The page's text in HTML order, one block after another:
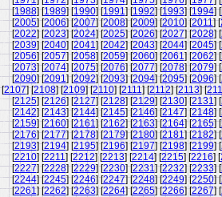
[1988] [1989] [1990] [1991] [1992] [1993] [1994] [
[2005] [2006] [2007] [2008] [2009] [2010] [2011] [
[2022] [2023] [2024] [2025] [2026] [2027] [2028] [
[2039] [2040] [2041] [2042] [2043] [2044] [2045] [
[2056] [2057] [2058] [2059] [2060] [2061] [2062] [
[2073] [2074] [2075] [2076] [2077] [2078] [2079] [
[2090] [2091] [2092] [2093] [2094] [2095] [2096] [
[2107] [2108] [2109] [2110] [2111] [2112] [2113] [
[2125] [2126] [2127] [2128] [2129] [2130] [2131] [
[2142] [2143] [2144] [2145] [2146] [2147] [2148] [
[2159] [2160] [2161] [2162] [2163] [2164] [2165] [
[2176] [2177] [2178] [2179] [2180] [2181] [2182] [
[2193] [2194] [2195] [2196] [2197] [2198] [2199] [
[2210] [2211] [2212] [2213] [2214] [2215] [2216] [
[2227] [2228] [2229] [2230] [2231] [2232] [2233] [
[2244] [2245] [2246] [2247] [2248] [2249] [2250] [
[2261] [2262] [2263] [2264] [2265] [2266] [2267] [